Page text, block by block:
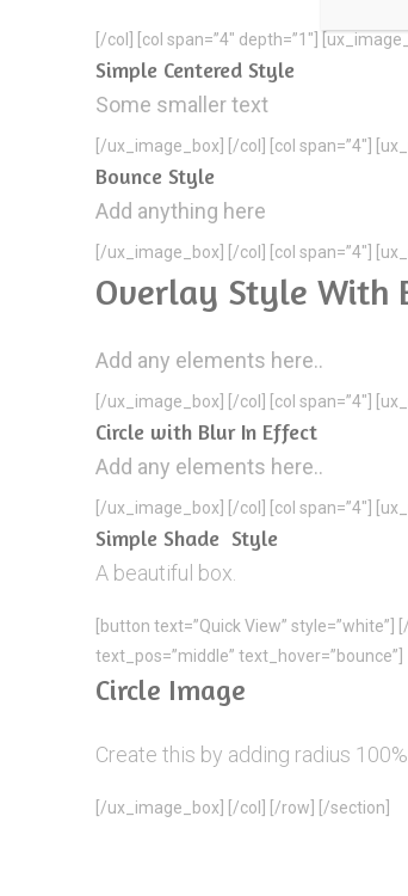
[/col] [col span=”4″ depth=”1″]
Simple Centered Style
Some smaller text
[/ux_image_box] [/col] [col span=”4″]
Bounce Style
Add anything here
[/ux_image_box] [/col] [col span=”4″]
Overlay Style With
Add any elements here..
[/ux_image_box] [/col] [col span=”4″]
Circle with Blur In Effect
Add any elements here..
[/ux_image_box] [/col] [col span=”4″]
Simple Shade Style
A beautiful box.
[button text=”Quick View”
text_pos=”middle” text_hover=”bounce”]
Circle Image
Create this by adding radius
[/ux_image_box] [/col] [/row] [/section]